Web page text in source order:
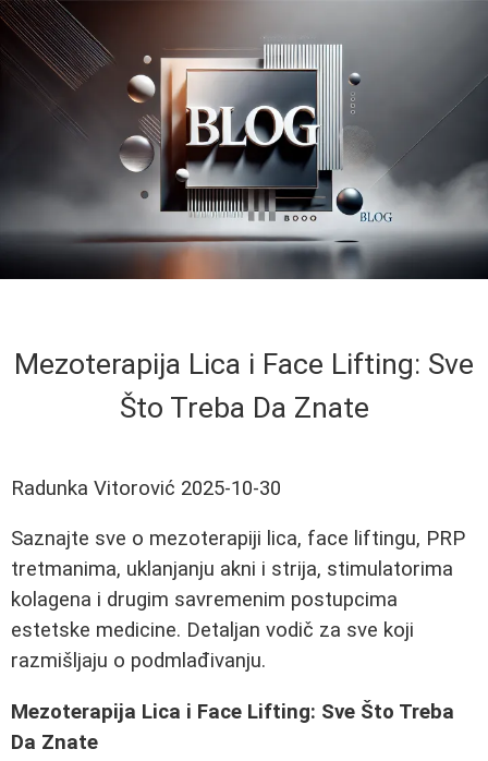
Mezoterapija Lica i Face Lifting: Sve
Što Treba Da Znate
Radunka Vitorović 2025-10-30
Saznajte sve o mezoterapiji lica, face liftingu, PRP
tretmanima, uklanjanju akni i strija, stimulatorima
kolagena i drugim savremenim postupcima
estetske medicine. Detaljan vodič za sve koji
razmišljaju o podmlađivanju.
Mezoterapija Lica i Face Lifting: Sve Što Treba
Da Znate